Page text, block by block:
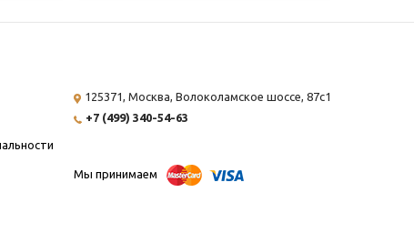
125371, Москва, Волоколамское шоссе, 87с1
+7 (499) 340-54-63
Мы принимаем